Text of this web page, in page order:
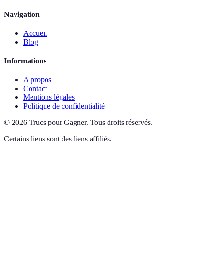
Navigation
Accueil
Blog
Informations
A propos
Contact
Mentions légales
Politique de confidentialité
© 2026 Trucs pour Gagner. Tous droits réservés.
Certains liens sont des liens affiliés.